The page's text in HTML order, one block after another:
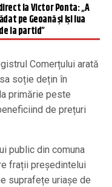
la Victor Ponta: „A
pe Geoană și își lua
la partid”
Comerțului arată
soție dețin în
primărie peste
de prețuri
public din comuna
frații președintelui
suprafețe uriașe de